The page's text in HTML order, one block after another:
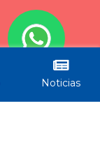
Noticias